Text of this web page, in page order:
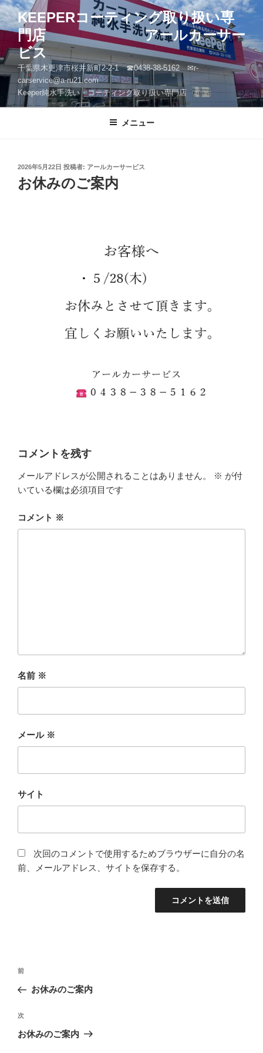
コ
ン
テ
ン
ツ
へ
ス
キ
KEEPERコーティング取り扱い専
門店 アールカーサー
ビス
千葉県木更津市桜井新町2-2-1 ☎0438-38-5162 ✉r-
carservice@a-ru21.com
Keeper純水手洗い・コーティング取り扱い専門店
メニュー
投
稿
日:
2026年5月22日 投稿者: アールカーサービス
お休みのご案内
コメントを残す
メールアドレスが公開されることはありません。 ※ が付
いている欄は必須項目です
コメント ※
名前 ※
メール ※
サイト
次回のコメントで使用するためブラウザーに自分の名
前、メールアドレス、サイトを保存する。
投
ナ
ビ
ゲ
前
の
稿
前
お休みのご案内
次
の
次
お休みのご案内